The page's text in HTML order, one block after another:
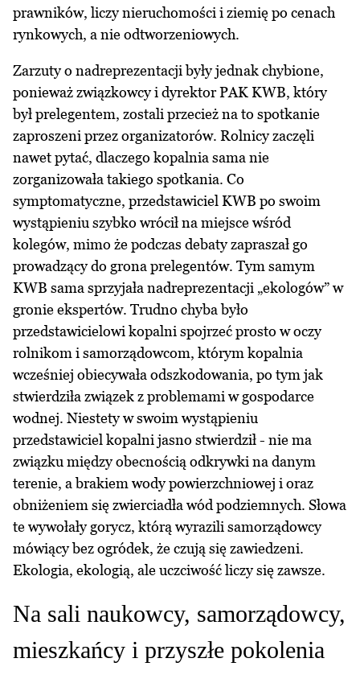
prawników, liczy nieruchomości i ziemię po cenach
rynkowych, a nie odtworzeniowych.
Zarzuty o nadreprezentacji były jednak chybione,
ponieważ związkowcy i dyrektor PAK KWB, który
był prelegentem, zostali przecież na to spotkanie
zaproszeni przez organizatorów. Rolnicy zaczęli
nawet pytać, dlaczego kopalnia sama nie
zorganizowała takiego spotkania. Co
symptomatyczne, przedstawiciel KWB po swoim
wystąpieniu szybko wrócił na miejsce wśród
kolegów, mimo że podczas debaty zapraszał go
prowadzący do grona prelegentów. Tym samym
KWB sama sprzyjała nadreprezentacji „ekologów” w
gronie ekspertów. Trudno chyba było
przedstawicielowi kopalni spojrzeć prosto w oczy
rolnikom i samorządowcom, którym kopalnia
wcześniej obiecywała odszkodowania, po tym jak
stwierdziła związek z problemami w gospodarce
wodnej. Niestety w swoim wystąpieniu
przedstawiciel kopalni jasno stwierdził - nie ma
związku między obecnością odkrywki na danym
terenie, a brakiem wody powierzchniowej i oraz
obniżeniem się zwierciadła wód podziemnych. Słowa
te wywołały gorycz, którą wyrazili samorządowcy
mówiący bez ogródek, że czują się zawiedzeni.
Ekologia, ekologią, ale uczciwość liczy się zawsze.
Na sali naukowcy, samorządowcy,
mieszkańcy i przyszłe pokolenia